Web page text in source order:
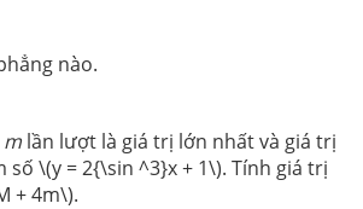
nào.
m lần lượt là giá trị lớn nhất và giá trị
số \(y = 2{\sin ^3}x + 1\). Tính giá trị
+ 4m\).